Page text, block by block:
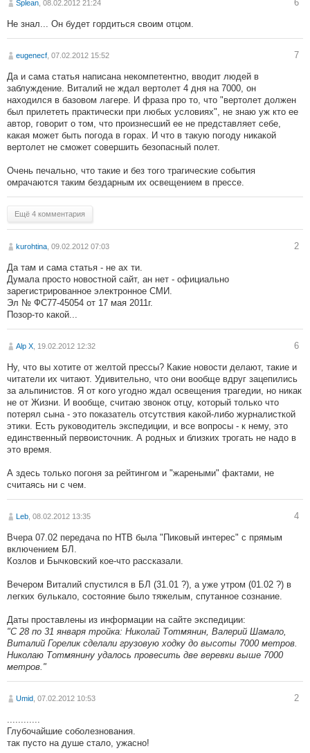
Splean , 08.02.2012 21:24 6
Не знал... Он будет гордиться своим отцом.
eugenecf , 07.02.2012 15:52 7
Да и сама статья написана некомпетентно, вводит людей в
заблуждение. Виталий не ждал вертолет 4 дня на 7000, он
находился в базовом лагере. И фраза про то, что "вертолет должен
был прилететь практически при любых условиях", не знаю уж кто ее
автор, говорит о том, что произнесший ее не представляет себе,
какая может быть погода в горах. И что в такую погоду никакой
вертолет не сможет совершить безопасный полет.
Очень печально, что такие и без того трагические события
омрачаются таким бездарным их освещением в прессе.
Ещё 4 комментария
kurohtina , 09.02.2012 07:03 2
Да там и сама статья - не ах ти.
Думала просто новостной сайт, ан нет - официально
зарегистрированное электронное СМИ.
Эл № ФС77-45054 от 17 мая 2011г.
Позор-то какой...
Alp X , 19.02.2012 12:32 6
Ну, что вы хотите от желтой прессы? Какие новости делают, такие и
читатели их читают. Удивительно, что они вообще вдруг зацепились
за альпинистов. Я от кого угодно ждал освещения трагедии, но никак
не от Жизни. И вообще, считаю звонок отцу, который только что
потерял сына - это показатель отсутствия какой-либо журналисткой
этики. Есть руководитель экспедиции, и все вопросы - к нему, это
единственный первоисточник. А родных и близких трогать не надо в
это время.
А здесь только погоня за рейтингом и "жареными" фактами, не
считаясь ни с чем.
Leb , 08.02.2012 13:35 4
Вчера 07.02 передача по НТВ была "Пиковый интерес" с прямым
включением БЛ.
Козлов и Бычковский кое-что рассказали.
Вечером Виталий спустился в БЛ (31.01 ?), а уже утром (01.02 ?) в
легких булькало, состояние было тяжелым, спутанное сознание.
Даты проставлены из информации на сайте экспедиции:
"С 28 по 31 января тройка: Николай Тотмянин, Валерий Шамало,
Виталий Горелик сделали грузовую ходку до высоты 7000 метров.
Николаю Тотмянину удалось провесить две веревки выше 7000
метров."
Umid , 07.02.2012 10:53 2
............
Глубочайшие соболезнования.
так пусто на душе стало, ужасно!